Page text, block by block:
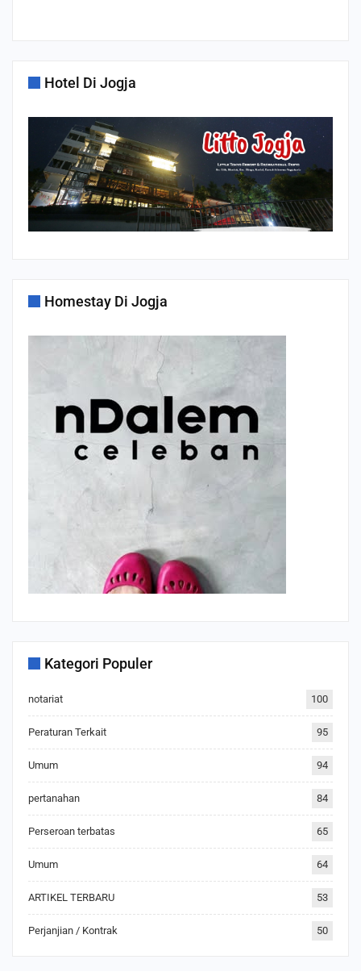
Hotel Di Jogja
Homestay Di Jogja
Kategori Populer
notariat 100
Peraturan Terkait 95
Umum 94
pertanahan 84
Perseroan terbatas 65
Umum 64
ARTIKEL TERBARU 53
Perjanjian / Kontrak 50